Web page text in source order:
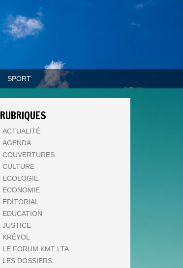
SPORT
RUBRIQUES
ACTUALITÉ
AGENDA
COUVERTURES
CULTURE
ECOLOGIE
ECONOMIE
EDITORIAL
EDUCATION
JUSTICE
KRÉYOL
LE FORUM KMT LTA
LES DOSSIERS